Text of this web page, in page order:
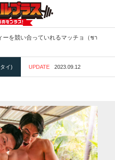
ーを競い合っていれるマッチョ（ชา
イ) UPDATE 2023.09.12